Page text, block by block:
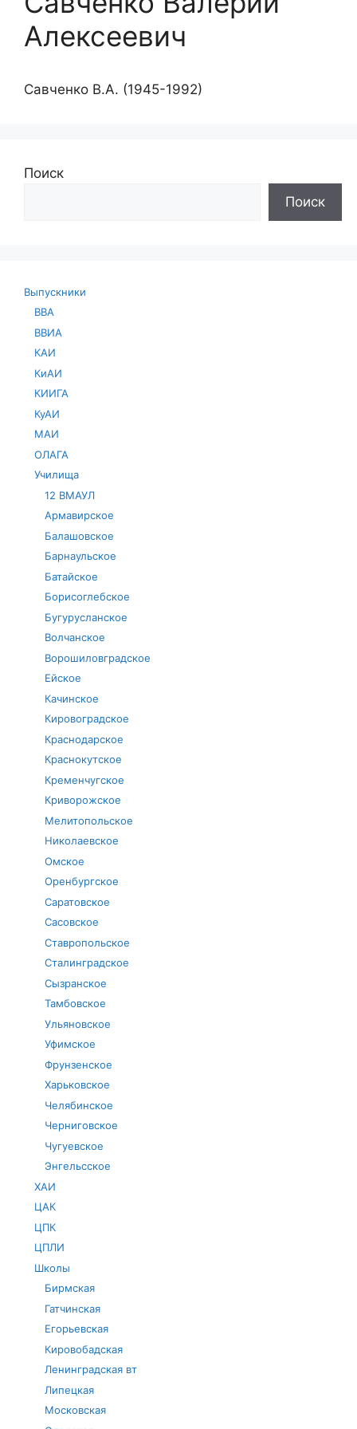
Алексеевич
Савченко В.А. (1945-1992)
Поиск
Поиск
Выпускники
ВВА
ВВИА
КАИ
КиАИ
КИИГА
КуАИ
МАИ
ОЛАГА
Училища
12 ВМАУЛ
Армавирское
Балашовское
Барнаульское
Батайское
Борисоглебское
Бугурусланское
Волчанское
Ворошиловградское
Ейское
Качинское
Кировоградское
Краснодарское
Краснокутское
Кременчугское
Криворожское
Мелитопольское
Николаевское
Омское
Оренбургское
Саратовское
Сасовское
Ставропольское
Сталинградское
Сызранское
Тамбовское
Ульяновское
Уфимское
Фрунзенское
Харьковское
Челябинское
Черниговское
Чугуевское
Энгельсское
ХАИ
ЦАК
ЦПК
ЦПЛИ
Школы
Бирмская
Гатчинская
Егорьевская
Кировобадская
Ленинградская вт
Липецкая
Московская